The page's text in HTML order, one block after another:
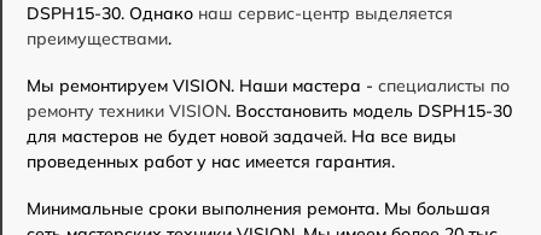
DSPH15-30. Однако наш сервис-центр выделяется
преимуществами.
Мы ремонтируем VISION. Наши мастера - специалисты по
ремонту техники VISION. Восстановить модель DSPH15-30
для мастеров не будет новой задачей. На все виды
проведенных работ у нас имеется гарантия.
Минимальные сроки выполнения ремонта. Мы большая